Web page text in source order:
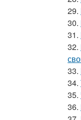
29.
30.
31.
32.
33.
34.
35.
36.